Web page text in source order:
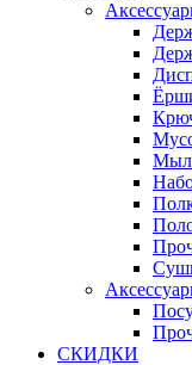
СКИДКИ